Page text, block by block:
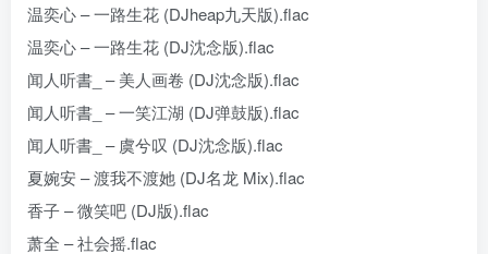
温奕心 – 一路生花 (DJheap九天版).flac
温奕心 – 一路生花 (DJ沈念版).flac
闻人听書_ – 美人画卷 (DJ沈念版).flac
闻人听書_ – 一笑江湖 (DJ弹鼓版).flac
闻人听書_ – 虞兮叹 (DJ沈念版).flac
夏婉安 – 渡我不渡她 (DJ名龙 Mix).flac
香子 – 微笑吧 (DJ版).flac
萧全 – 社会摇.flac